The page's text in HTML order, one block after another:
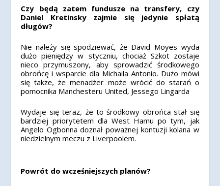
Czy będą zatem fundusze na transfery, czy
Daniel Kretinsky zajmie się jedynie spłatą
długów?
Nie należy się spodziewać, że David Moyes wyda
dużo pieniędzy w styczniu, chociaż Szkot zostaje
nieco przymuszony, aby sprowadzić środkowego
obrońcę i wsparcie dla Michaila Antonio. Dużo mówi
się także, że menadżer może wrócić do starań o
pomocnika Manchesteru United, Jessego Lingarda
Wydaje się teraz, że to środkowy obrońca stał się
bardziej priorytetem dla West Hamu po tym, jak
Angelo Ogbonna doznał poważnej kontuzji kolana w
niedzielnym meczu z Liverpoolem.
Powrót do wcześniejszych planów?